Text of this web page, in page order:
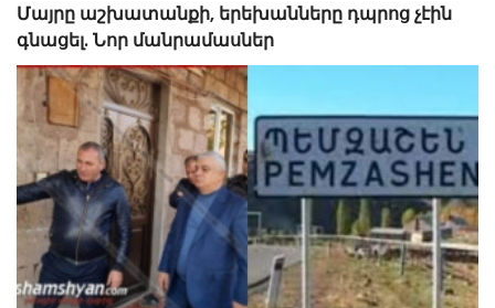
Մայրը աշխատանքի, երեխանները դպրոց չէին
գնացել. Նոր մանրամասներ